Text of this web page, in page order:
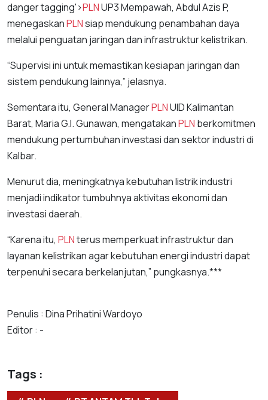
danger tagging'>PLNUP3 Mempawah, Abdul Azis P,
menegaskanPLNsiap mendukung penambahan daya
melalui penguatan jaringan dan infrastruktur kelistrikan.
“Supervisi ini untuk memastikan kesiapan jaringan dan
sistem pendukung lainnya,” jelasnya.
Sementara itu, General ManagerPLNUID Kalimantan
Barat, Maria G.I. Gunawan, mengatakanPLN berkomitmen
mendukung pertumbuhan investasi dan sektor industri di
Kalbar.
Menurut dia, meningkatnya kebutuhan listrik industri
menjadi indikator tumbuhnya aktivitas ekonomi dan
investasi daerah.
“Karena itu, PLNterus memperkuat infrastruktur dan
layanan kelistrikan agar kebutuhan energi industri dapat
terpenuhi secara berkelanjutan,” pungkasnya.***
Penulis : Dina Prihatini Wardoyo
Editor : -
Tags :